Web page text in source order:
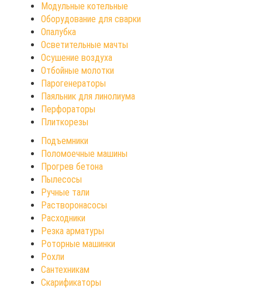
Модульные котельные
Оборудование для сварки
Опалубка
Осветительные мачты
Осушение воздуха
Отбойные молотки
Парогенераторы
Паяльник для линолиума
Перфораторы
Плиткорезы
Подъемники
Поломоечные машины
Прогрев бетона
Пылесосы
Ручные тали
Растворонасосы
Расходники
Резка арматуры
Роторные машинки
Рохли
Сантехникам
Скарификаторы